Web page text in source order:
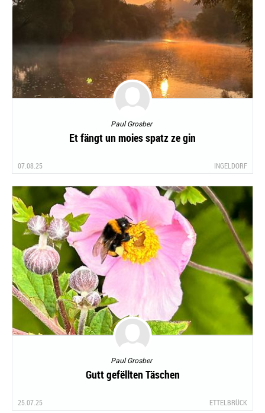
Paul Grosber
Et fängt un moies spatz ze gin
07.08.25 INGELDORF
Paul Grosber
Gutt gefëllten Täschen
25.07.25 ETTELBRÜCK